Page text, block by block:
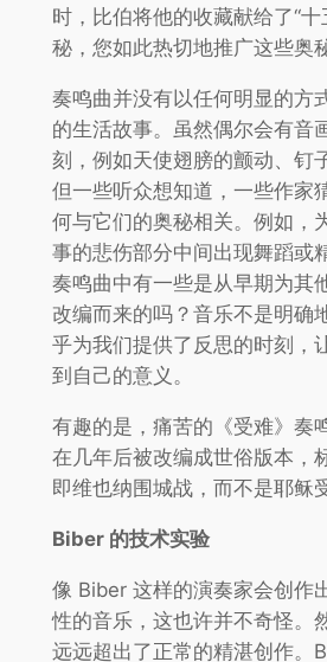
时，比伯将他的收藏献给了“
秘，您如此热切地推广这些奥秘
奏鸣曲并没有以任何明显的方
的生活故事。虽然偶尔会有音
刻，例如天使翅膀的颤动、钉
但一些听众想知道，一些作家
何与它们的奥秘相关。例如，
事的悲伤部分中间出现舞蹈或
奏鸣曲中有一些是从早期为其
改编而来的吗？音乐不是明确
乎为我们提供了反思的时刻，
到自己的意义。
有趣的是，痛苦的《受难》奏
在几年后被改编成世俗版本，
即维也纳围城战，而不是耶稣
Biber 的技术实验
像 Biber 这样的演奏家会创作
性的音乐，这也许并不奇怪。
远远超出了正常的精湛创作。